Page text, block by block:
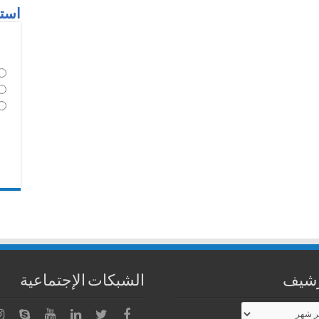
الشبكات الإجتماعية